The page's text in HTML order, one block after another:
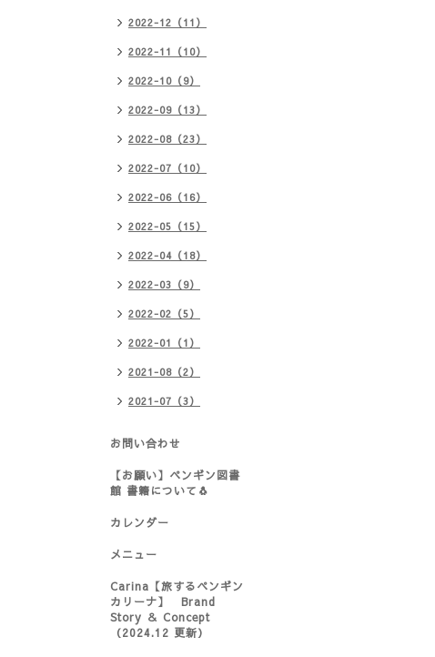
2022-12（11）
2022-11（10）
2022-10（9）
2022-09（13）
2022-08（23）
2022-07（10）
2022-06（16）
2022-05（15）
2022-04（18）
2022-03（9）
2022-02（5）
2022-01（1）
2021-08（2）
2021-07（3）
お問い合わせ
【お願い】ペンギン図書
館 書籍について🐧
カレンダー
メニュー
Carina【旅するペンギン
カリーナ】 Brand
Story ＆ Concept
（2024.12 更新）